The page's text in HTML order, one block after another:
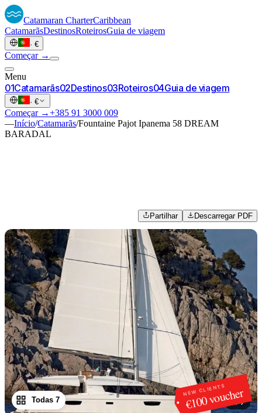
Catamaran CharterCaribbean
CatamarãsDestinosRoteirosGuia de viagem
· €
Começar →
Menu
01Catamarãs02Destinos03Roteiros04Guia de viagem
· €
Começar →+385 91 3000 009
—Início/Catamarãs/Fountaine Pajot Ipanema 58 DREAM
BARADAL
Partilhar Descarregar PDF
NEW CLIENTS
€100 voucher
1 /7
Todas 7